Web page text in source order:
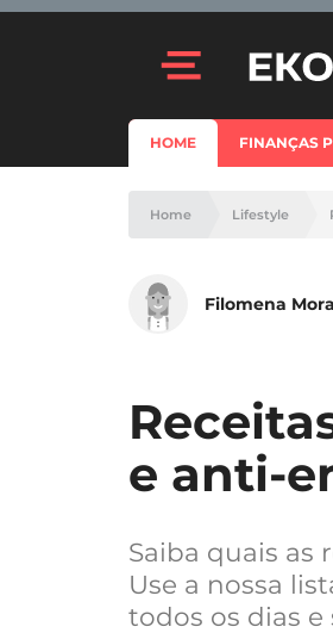
HOME FINANÇAS
Home Lifestyle
Filomena
e anti-
Saiba quais as
Use a nossa
todos os dias e